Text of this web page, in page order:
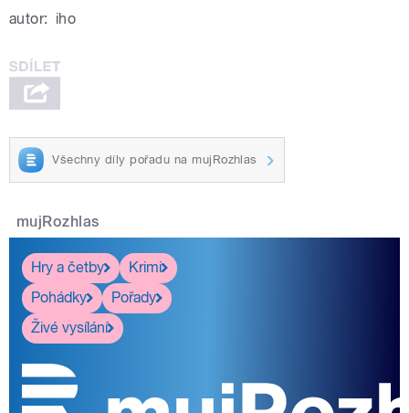
autor: iho
Všechny díly pořadu na mujRozhlas
mujRozhlas
Hry a četby
Krimi
Pohádky
Pořady
Živé vysílání